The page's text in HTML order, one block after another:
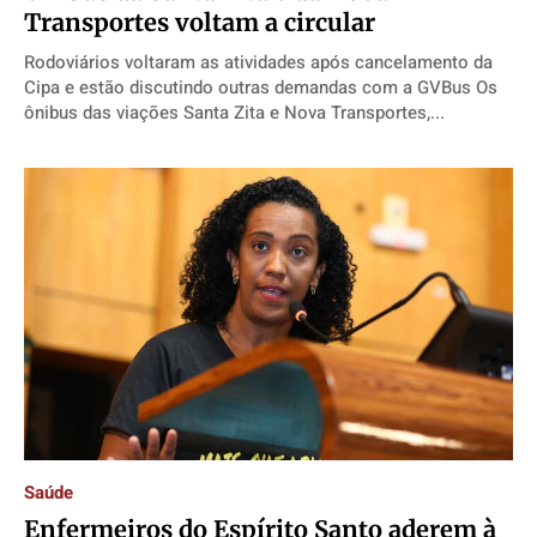
Transportes voltam a circular
Rodoviários voltaram as atividades após cancelamento da
Cipa e estão discutindo outras demandas com a GVBus Os
ônibus das viações Santa Zita e Nova Transportes,...
Saúde
Enfermeiros do Espírito Santo aderem à